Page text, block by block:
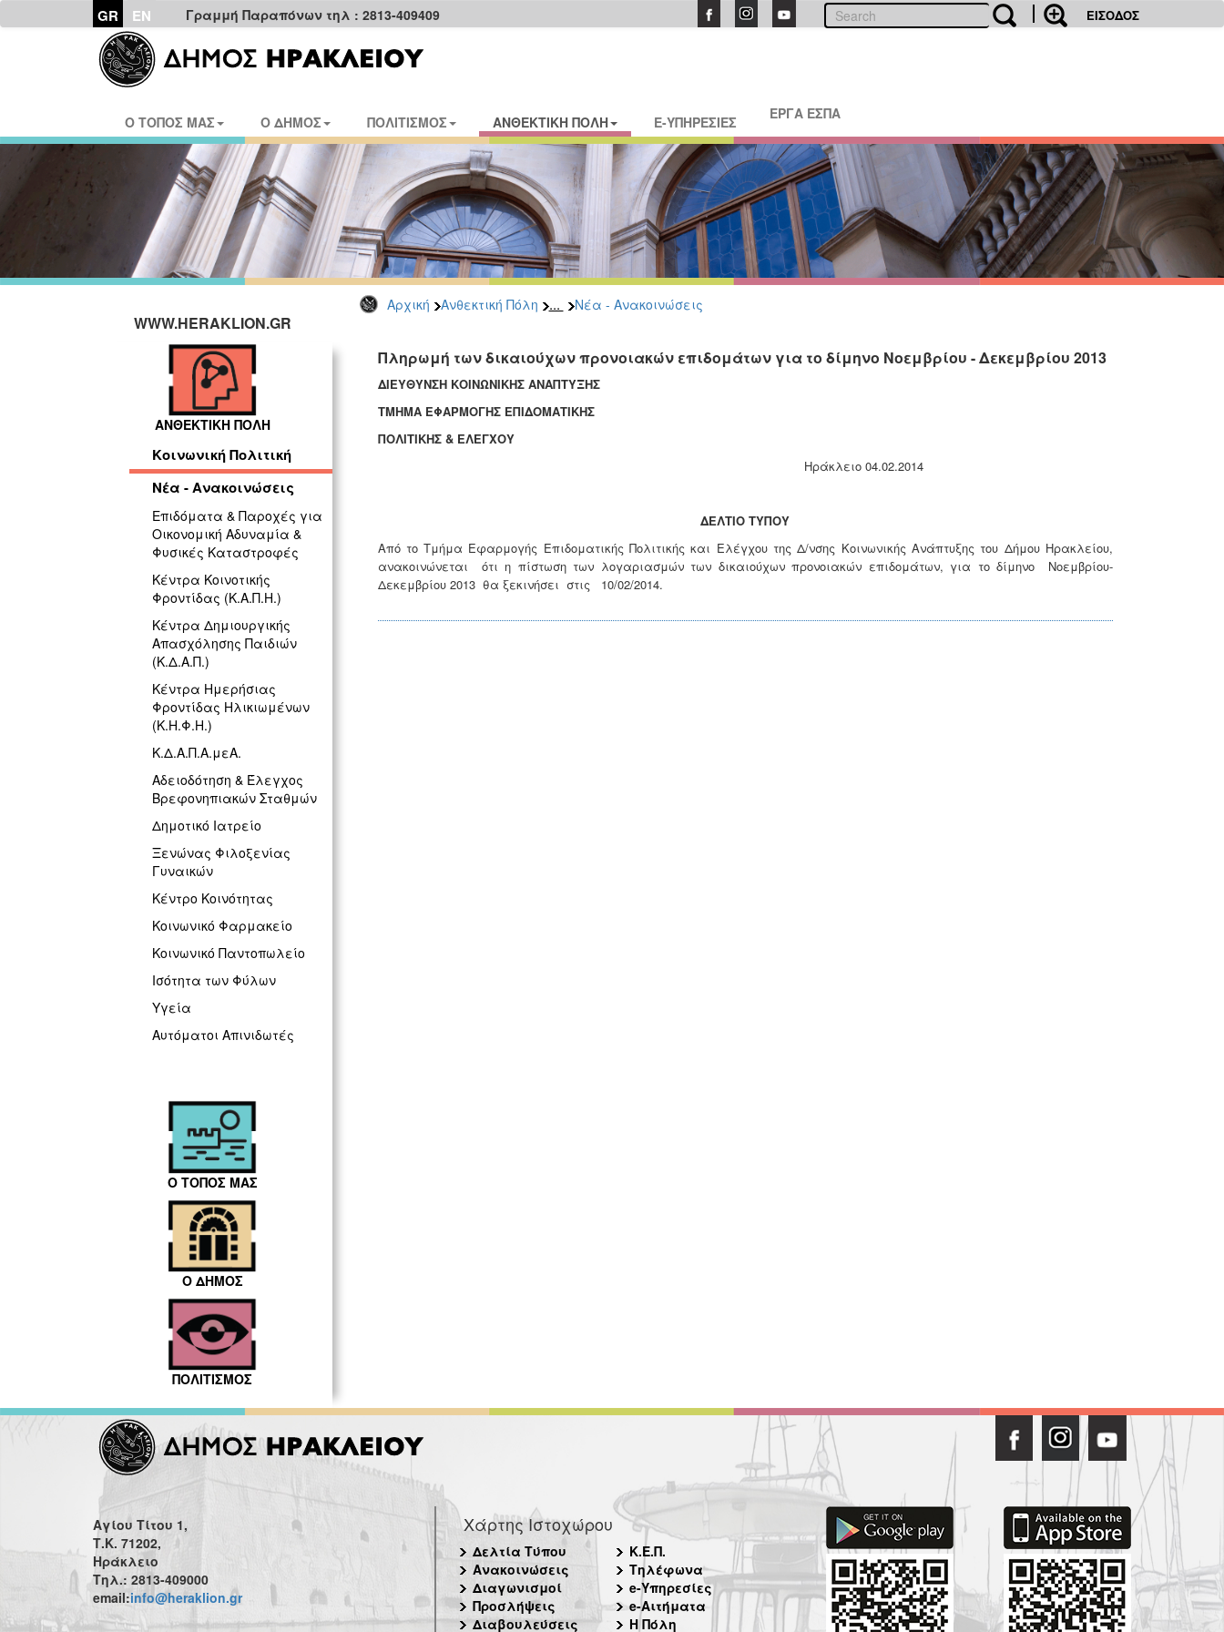
GR EN Γραμμή Παραπόνων τηλ : 2813-409409 ΕΙΣΟΔΟΣ
Ο ΤΟΠΟΣ ΜΑΣ Ο ΔΗΜΟΣ ΠΟΛΙΤΙΣΜΟΣ ΑΝΘΕΚΤΙΚΗ ΠΟΛΗ E-ΥΠΗΡΕΣΙΕΣ ΕΡΓΑ ΕΣΠΑ
Αρχική Ανθεκτική Πόλη ... Νέα - Ανακοινώσεις
WWW.HERAKLION.GR
ΑΝΘΕΚΤΙΚΗ ΠΟΛΗ
Κοινωνική Πολιτική
Νέα - Ανακοινώσεις
Επιδόματα & Παροχές για
Οικονομική Αδυναμία &
Φυσικές Καταστροφές
Κέντρα Κοινοτικής
Φροντίδας (Κ.Α.Π.Η.)
Κέντρα Δημιουργικής
Απασχόλησης Παιδιών
(Κ.Δ.Α.Π.)
Κέντρα Ημερήσιας
Φροντίδας Ηλικιωμένων
(Κ.Η.Φ.Η.)
Κ.Δ.Α.Π.Α.μεΑ.
Αδειοδότηση & Έλεγχος
Βρεφονηπιακών Σταθμών
Δημοτικό Ιατρείο
Ξενώνας Φιλοξενίας
Γυναικών
Κέντρο Κοινότητας
Κοινωνικό Φαρμακείο
Κοινωνικό Παντοπωλείο
Ισότητα των Φύλων
Υγεία
Αυτόματοι Απινιδωτές
Ο ΤΟΠΟΣ ΜΑΣ
Ο ΔΗΜΟΣ
ΠΟΛΙΤΙΣΜΟΣ
Πληρωμή των δικαιούχων προνοιακών επιδομάτων για το δίμηνο Νοεμβρίου - Δεκεμβρίου 2013
ΔΙΕΥΘΥΝΣΗ ΚΟΙΝΩΝΙΚΗΣ ΑΝΑΠΤΥΞΗΣ
ΤΜΗΜΑ ΕΦΑΡΜΟΓΗΣ ΕΠΙΔΟΜΑΤΙΚΗΣ
ΠΟΛΙΤΙΚΗΣ & ΕΛΕΓΧΟΥ
Ηράκλειο 04.02.2014
ΔΕΛΤΙΟ ΤΥΠΟΥ
Από το Τμήμα Εφαρμογής Επιδοματικής Πολιτικής και Ελέγχου της Δ/νσης Κοινωνικής Ανάπτυξης του Δήμου Ηρακλείου,
ανακοινώνεται ότι η πίστωση των λογαριασμών των δικαιούχων προνοιακών επιδομάτων, για το δίμηνο Νοεμβρίου-
Δεκεμβρίου 2013 θα ξεκινήσει στις 10/02/2014.
Αγίου Τίτου 1,
Τ.Κ. 71202,
Ηράκλειο
Τηλ.: 2813-409000
email:info@heraklion.gr
Χάρτης Ιστοχώρου
Δελτία Τύπου
Ανακοινώσεις
Διαγωνισμοί
Προσλήψεις
Διαβουλεύσεις
Κ.Ε.Π.
Τηλέφωνα
e-Υπηρεσίες
e-Αιτήματα
Η Πόλη